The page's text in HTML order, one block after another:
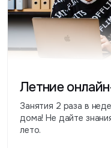
Летние
Занятия 2 раза в
дома! Не дайте
лето.